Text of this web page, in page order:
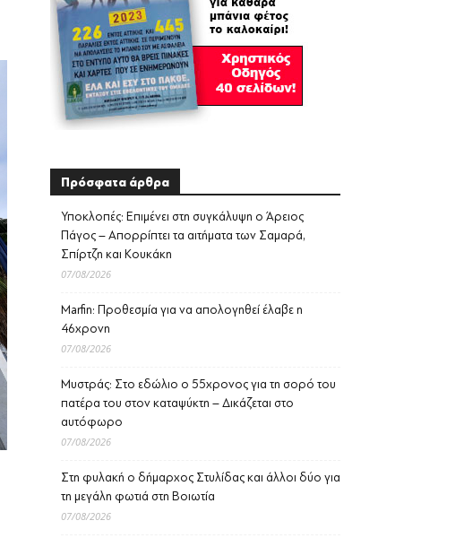
Πρόσφατα άρθρα
Υποκλοπές: Επιμένει στη συγκάλυψη ο Άρειος
Πάγος – Απορρίπτει τα αιτήματα των Σαμαρά,
Σπίρτζη και Κουκάκη
07/08/2026
Marfin: Προθεσμία για να απολογηθεί έλαβε η
46χρονη
07/08/2026
Μυστράς: Στο εδώλιο ο 55χρονος για τη σορό του
πατέρα του στον καταψύκτη – Δικάζεται στο
αυτόφωρο
07/08/2026
Στη φυλακή ο δήμαρχος Στυλίδας και άλλοι δύο για
τη μεγάλη φωτιά στη Βοιωτία
07/08/2026